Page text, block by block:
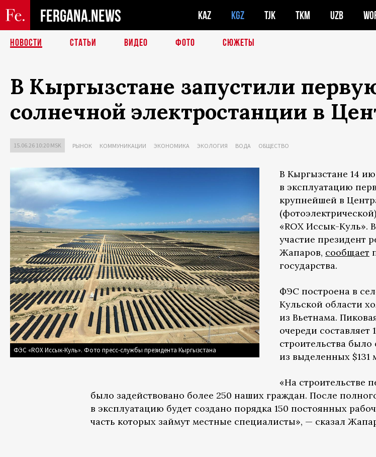
FERGANA.NEWS KAZ KGZ TJK TKM UZB
НОВОСТИ СТАТЬИ ВИДЕО ФОТО СЮЖЕТЫ
В Кыргызстане запустили
солнечной электростанции в
15.06.26 10:20 MSK РЫНОК КОММУНИКАЦИИ ЭКОНОМИКА ЭКОЛОГИЯ ВОДА ОБЩЕСТВО
ФЭС «ROX Иссык-Куль». Фото пресс-службы президента Кыргызстана
В Кыргызстане 14
в эксплуатацию
крупнейшей в
«ROX Иссык-Куль».
участие президент
Жапаров, сообщает
государства.
ФЭС построена в
Кульской области
из Вьетнама.
очереди составляет
строительства
из выделенных $131
«На строительстве
было задействовано более 250 наших граждан. После
в эксплуатацию будет создано порядка 150 постоянных
часть которых займут местные специалисты», — сказал